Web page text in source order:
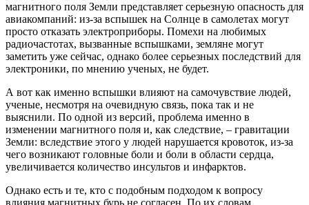
магнитного поля Земли представляет серьезную опасность для
авиакомпаний: из-за вспышек на Солнце в самолетах могут
просто отказать электроприборы. Помехи на любимых
радиочастотах, вызванные вспышками, земляне могут
заметить уже сейчас, однако более серьезных последствий для
электроники, по мнению ученых, не будет.
А вот как именно вспышки влияют на самочувствие людей,
ученые, несмотря на очевидную связь, пока так и не
выяснили. По одной из версий, проблема именно в
изменении магнитного поля и, как следствие, – гравитации
Земли: вследствие этого у людей нарушается кровоток, из-за
чего возникают головные боли и боли в области сердца,
увеличивается количество инсультов и инфарктов.
Однако есть и те, кто с подобным подходом к вопросу
влияния магнитных бурь не согласен. По их словам,